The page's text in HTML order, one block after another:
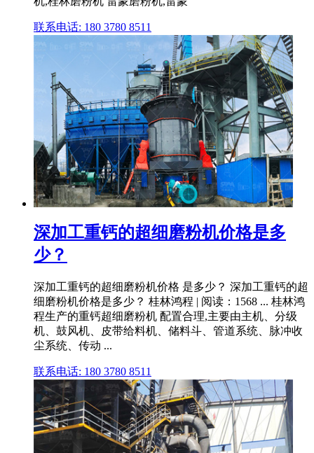
联系电话: 180 3780 8511
深加工重钙的超细磨粉机价格是多
少？
深加工重钙的超细磨粉机价格 是多少？ 深加工重钙的超
细磨粉机价格是多少？ 桂林鸿程 | 阅读：1568 ... 桂林鸿
程生产的重钙超细磨粉机 配置合理,主要由主机、分级
机、鼓风机、皮带给料机、储料斗、管道系统、脉冲收
尘系统、传动 ...
联系电话: 180 3780 8511